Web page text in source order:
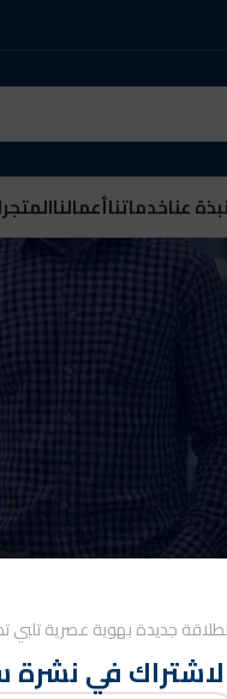
جديدة بهوية عصرية تلبي
في نشرة
نبذة عناخدماتناأعمالناالمتجر
عليك إضافة بعض المنتجات
في صفحة "المتجر".